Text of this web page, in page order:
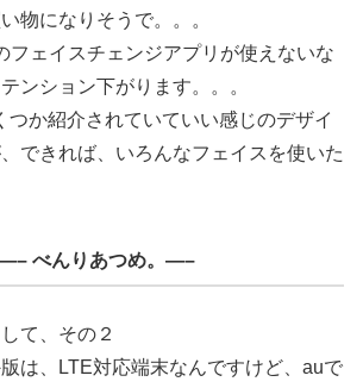
物になりそうで。。。
フェイスチェンジアプリが使えないな
ンション下がります。。。
つか紹介されていていい感じのデザイ
できれば、いろんなフェイスを使いた
べんりあつめ。—–
て、その２
は、LTE対応端末なんですけど、auで